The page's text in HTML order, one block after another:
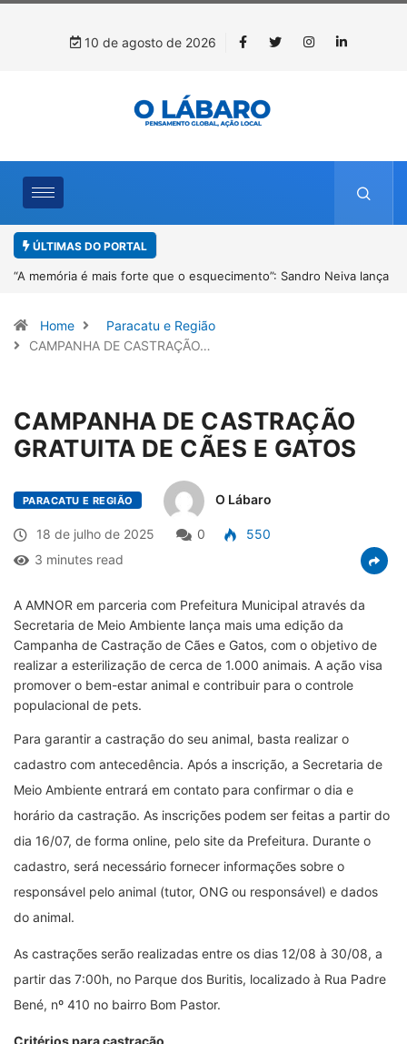
10 de agosto de 2026
ÚLTIMAS DO PORTAL
4º Fliparacatu tem inscrições abertas para o Prêmio de Redação e
Home
Paracatu e Região
CAMPANHA DE CASTRAÇÃO…
CAMPANHA DE CASTRAÇÃO
GRATUITA DE CÃES E GATOS
PARACATU E REGIÃO O Lábaro
18 de julho de 2025 0
550
3 minutes read
A AMNOR em parceria com Prefeitura Municipal através da
Secretaria de Meio Ambiente lança mais uma edição da
Campanha de Castração de Cães e Gatos, com o objetivo de
realizar a esterilização de cerca de 1.000 animais. A ação visa
promover o bem-estar animal e contribuir para o controle
populacional de pets.
Para garantir a castração do seu animal, basta realizar o
cadastro com antecedência. Após a inscrição, a Secretaria de
Meio Ambiente entrará em contato para confirmar o dia e
horário da castração. As inscrições podem ser feitas a partir do
dia 16/07, de forma online, pelo site da Prefeitura. Durante o
cadastro, será necessário fornecer informações sobre o
responsável pelo animal (tutor, ONG ou responsável) e dados
do animal.
As castrações serão realizadas entre os dias 12/08 à 30/08, a
partir das 7:00h, no Parque dos Buritis, localizado à Rua Padre
Bené, nº 410 no bairro Bom Pastor.
Critérios para castração